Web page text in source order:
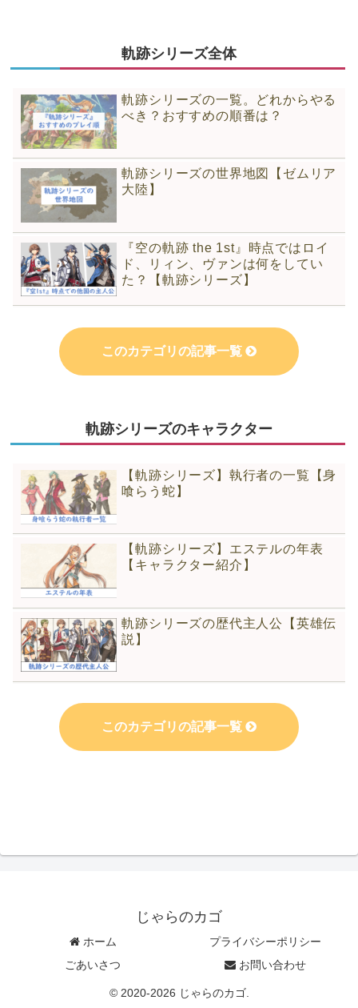
軌跡シリーズ全体
軌跡シリーズの一覧。どれからやる
べき？おすすめの順番は？
軌跡シリーズの世界地図【ゼムリア
大陸】
『空の軌跡 the 1st』時点ではロイ
ド、リィン、ヴァンは何をしてい
た？【軌跡シリーズ】
このカテゴリの記事一覧
軌跡シリーズのキャラクター
【軌跡シリーズ】執行者の一覧【身
喰らう蛇】
【軌跡シリーズ】エステルの年表
【キャラクター紹介】
軌跡シリーズの歴代主人公【英雄伝
説】
このカテゴリの記事一覧
じゃらのカゴ
ホーム
プライバシーポリシー
ごあいさつ
お問い合わせ
© 2020-2026 じゃらのカゴ.